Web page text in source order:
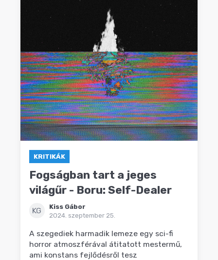
KRITIKÁK
Fogságban tart a jeges
világűr - Boru: Self-Dealer
KG
Kiss Gábor
2024. szeptember 25.
A szegediek harmadik lemeze egy sci-fi
horror atmoszférával átitatott mestermű,
ami konstans fejlődésről tesz